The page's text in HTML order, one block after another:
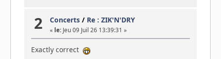
2 Concerts / Re : ZIK'N'DRY
« le: Jeu 09 Juil 26 13:39:31 »
Exactly correct